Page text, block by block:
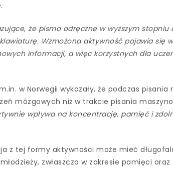
że pismo odręczne w wyższym
Wzmożona aktywność pojawia się
informacji, a więc korzystnych dla
w Norwegii wykazały, że podczas
mózgowych niż w trakcie pisania
wpływa na koncentrację, pamięć i
z tej formy aktywności może mieć
zwłaszcza w zakresie pamięci